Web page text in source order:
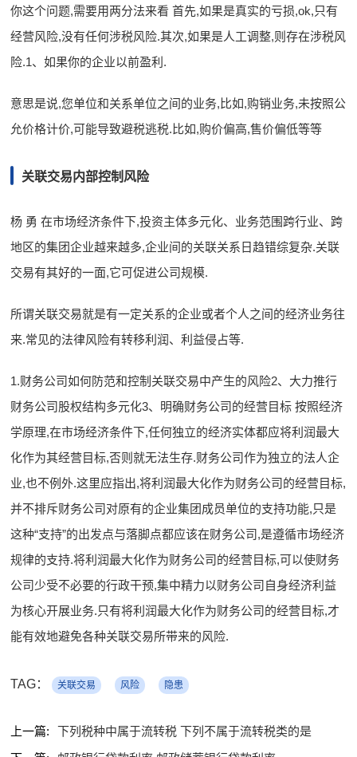
你这个问题,需要用两分法来看 首先,如果是真实的亏损,ok,只有
经营风险,没有任何涉税风险.其次,如果是人工调整,则存在涉税风
险.1、如果你的企业以前盈利.
意思是说,您单位和关系单位之间的业务,比如,购销业务,未按照公
允价格计价,可能导致避税逃税.比如,购价偏高,售价偏低等等
关联交易内部控制风险
杨 勇 在市场经济条件下,投资主体多元化、业务范围跨行业、跨
地区的集团企业越来越多,企业间的关联关系日趋错综复杂.关联
交易有其好的一面,它可促进公司规模.
所谓关联交易就是有一定关系的企业或者个人之间的经济业务往
来.常见的法律风险有转移利润、利益侵占等.
1.财务公司如何防范和控制关联交易中产生的风险2、大力推行
财务公司股权结构多元化3、明确财务公司的经营目标 按照经济
学原理,在市场经济条件下,任何独立的经济实体都应将利润最大
化作为其经营目标,否则就无法生存.财务公司作为独立的法人企
业,也不例外.这里应指出,将利润最大化作为财务公司的经营目标,
并不排斥财务公司对原有的企业集团成员单位的支持功能,只是
这种“支持”的出发点与落脚点都应该在财务公司,是遵循市场经济
规律的支持.将利润最大化作为财务公司的经营目标,可以使财务
公司少受不必要的行政干预,集中精力以财务公司自身经济利益
为核心开展业务.只有将利润最大化作为财务公司的经营目标,才
能有效地避免各种关联交易所带来的风险.
TAG： 关联交易 风险 隐患
上一篇:
下列税种中属于流转税 下列不属于流转税类的是